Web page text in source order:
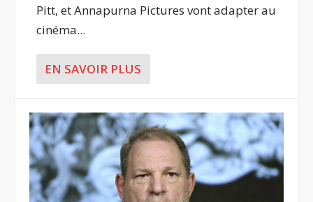
Pitt, et Annapurna Pictures vont adapter au
cinéma...
EN SAVOIR PLUS